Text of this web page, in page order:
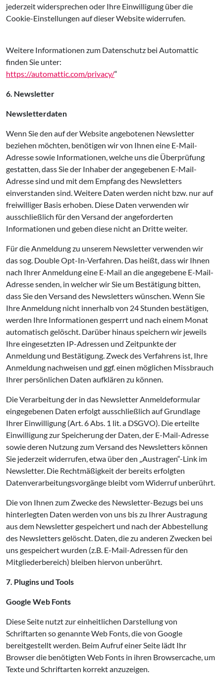
jederzeit widersprechen oder Ihre Einwilligung über die
Cookie-Einstellungen auf dieser Website widerrufen.
Weitere Informationen zum Datenschutz bei Automattic
finden Sie unter:
https://automattic.com/privacy/“
6. Newsletter
Newsletterdaten
Wenn Sie den auf der Website angebotenen Newsletter
beziehen möchten, benötigen wir von Ihnen eine E-Mail-
Adresse sowie Informationen, welche uns die Überprüfung
gestatten, dass Sie der Inhaber der angegebenen E-Mail-
Adresse sind und mit dem Empfang des Newsletters
einverstanden sind. Weitere Daten werden nicht bzw. nur auf
freiwilliger Basis erhoben. Diese Daten verwenden wir
ausschließlich für den Versand der angeforderten
Informationen und geben diese nicht an Dritte weiter.
Für die Anmeldung zu unserem Newsletter verwenden wir
das sog. Double Opt-In-Verfahren. Das heißt, dass wir Ihnen
nach Ihrer Anmeldung eine E-Mail an die angegebene E-Mail-
Adresse senden, in welcher wir Sie um Bestätigung bitten,
dass Sie den Versand des Newsletters wünschen. Wenn Sie
Ihre Anmeldung nicht innerhalb von 24 Stunden bestätigen,
werden Ihre Informationen gesperrt und nach einem Monat
automatisch gelöscht. Darüber hinaus speichern wir jeweils
Ihre eingesetzten IP-Adressen und Zeitpunkte der
Anmeldung und Bestätigung. Zweck des Verfahrens ist, Ihre
Anmeldung nachweisen und ggf. einen möglichen Missbrauch
Ihrer persönlichen Daten aufklären zu können.
Die Verarbeitung der in das Newsletter Anmeldeformular
eingegebenen Daten erfolgt ausschließlich auf Grundlage
Ihrer Einwilligung (Art. 6 Abs. 1 lit. a DSGVO). Die erteilte
Einwilligung zur Speicherung der Daten, der E-Mail-Adresse
sowie deren Nutzung zum Versand des Newsletters können
Sie jederzeit widerrufen, etwa über den „Austragen“-Link im
Newsletter. Die Rechtmäßigkeit der bereits erfolgten
Datenverarbeitungsvorgänge bleibt vom Widerruf unberührt.
Die von Ihnen zum Zwecke des Newsletter-Bezugs bei uns
hinterlegten Daten werden von uns bis zu Ihrer Austragung
aus dem Newsletter gespeichert und nach der Abbestellung
des Newsletters gelöscht. Daten, die zu anderen Zwecken bei
uns gespeichert wurden (z.B. E-Mail-Adressen für den
Mitgliederbereich) bleiben hiervon unberührt.
7. Plugins und Tools
Google Web Fonts
Diese Seite nutzt zur einheitlichen Darstellung von
Schriftarten so genannte Web Fonts, die von Google
bereitgestellt werden. Beim Aufruf einer Seite lädt Ihr
Browser die benötigten Web Fonts in ihren Browsercache, um
Texte und Schriftarten korrekt anzuzeigen.